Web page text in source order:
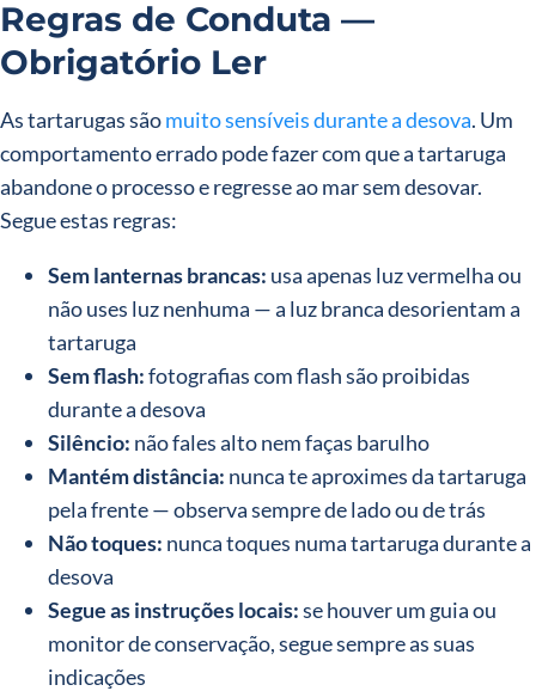
Regras de Conduta —
Obrigatório Ler
As tartarugas sãomuito sensíveis durante a desova. Um
comportamento errado pode fazer com que a tartaruga
abandone o processo e regresse ao mar sem desovar.
Segue estas regras:
Sem lanternas brancas: usa apenas luz vermelha ou
não uses luz nenhuma — a luz branca desorientam a
tartaruga
Sem flash:fotografias com flash são proibidas
durante a desova
Silêncio: não fales alto nem faças barulho
Mantém distância: nunca te aproximes da tartaruga
pela frente — observa sempre de lado ou de trás
Não toques: nunca toques numa tartaruga durante a
desova
Segue as instruções locais:se houver um guia ou
monitor de conservação, segue sempre as suas
indicações